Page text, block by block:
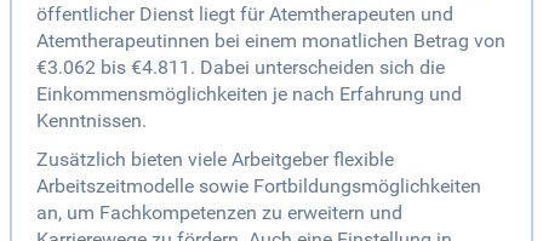
öffentlicher Dienst liegt für Atemtherapeuten und
Atemtherapeutinnen bei einem monatlichen Betrag von
€3.062 bis €4.811. Dabei unterscheiden sich die
Einkommensmöglichkeiten je nach Erfahrung und
Kenntnissen.
Zusätzlich bieten viele Arbeitgeber flexible
Arbeitszeitmodelle sowie Fortbildungsmöglichkeiten
an, um Fachkompetenzen zu erweitern und